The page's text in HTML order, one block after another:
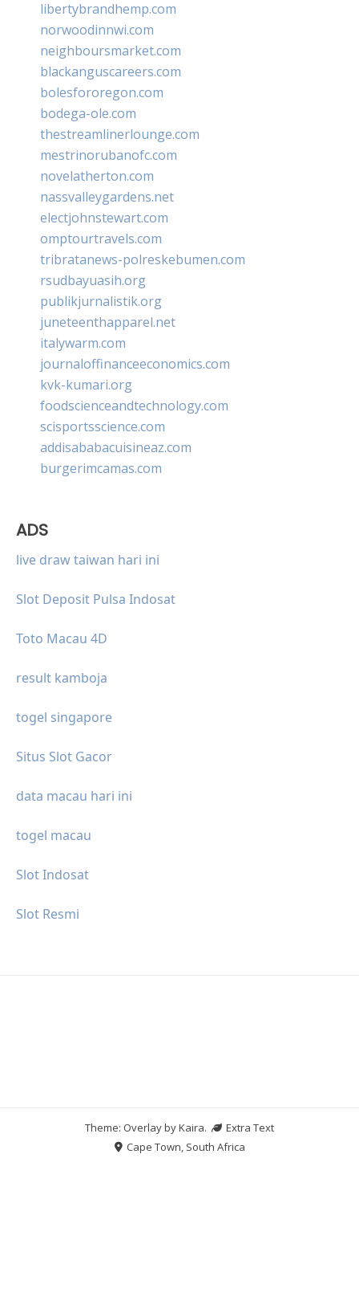
libertybrandhemp.com
norwoodinnwi.com
neighboursmarket.com
blackanguscareers.com
bolesfororegon.com
bodega-ole.com
thestreamlinerlounge.com
mestrinorubanofc.com
novelatherton.com
nassvalleygardens.net
electjohnstewart.com
omptourtravels.com
tribratanews-polreskebumen.com
rsudbayuasih.org
publikjurnalistik.org
juneteenthapparel.net
italywarm.com
journaloffinanceeconomics.com
kvk-kumari.org
foodscienceandtechnology.com
scisportsscience.com
addisababacuisineaz.com
burgerimcamas.com
ADS
live draw taiwan hari ini
Slot Deposit Pulsa Indosat
Toto Macau 4D
result kamboja
togel singapore
Situs Slot Gacor
data macau hari ini
togel macau
Slot Indosat
Slot Resmi
Theme: Overlay byKaira.
Extra Text
Cape Town, South Africa